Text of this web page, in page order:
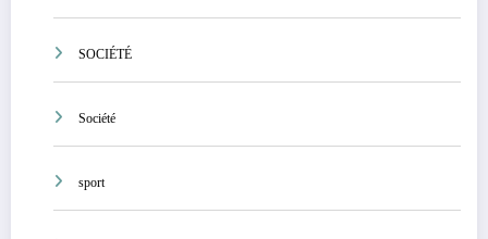
SOCIÉTÉ
Société
sport